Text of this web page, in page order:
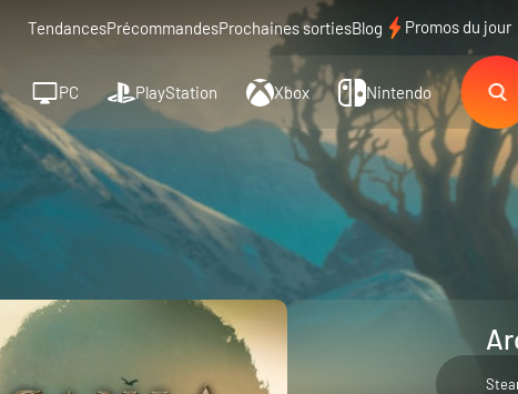
TendancesPrécommandesProchaines sortiesBlog Promos du jour
PC PlayStation Xbox Nintendo